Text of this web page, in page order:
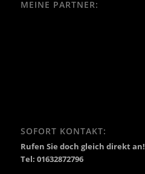
MEINE PARTNER:
SOFORT KONTAKT:
Rufen Sie doch gleich direkt an!
Tel: 01632872796